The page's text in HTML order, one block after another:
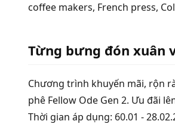
coffee makers, French press,
Từng bưng đón xuân
Chương trình khuyến mãi, rộn
phê Fellow Ode Gen 2. Ưu đãi
Thời gian áp dụng: 60.01 -